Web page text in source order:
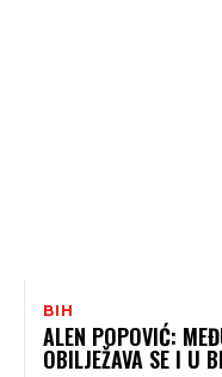
BIH
ALEN POPOVIĆ:
OBILJEŽAVA SE I U